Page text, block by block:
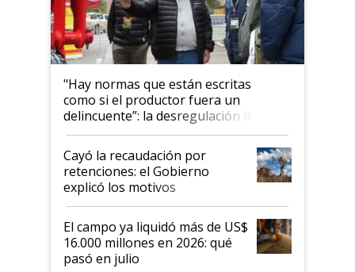
"Hay normas que están escritas
como si el productor fuera un
delincuente”: la desregulación llegó
al Congreso Aapresid y hasta se
habló del financiamiento al IPCVA
Cayó la recaudación por
retenciones: el Gobierno
explicó los motivos
El campo ya liquidó más de US$
16.000 millones en 2026: qué
pasó en julio